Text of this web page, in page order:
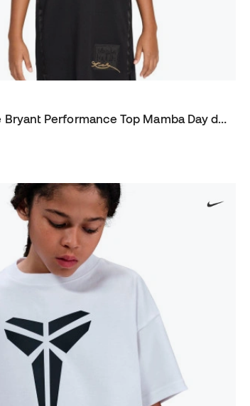
Maglia Kobe Bryant Performance Top Mamba Day da Bambino